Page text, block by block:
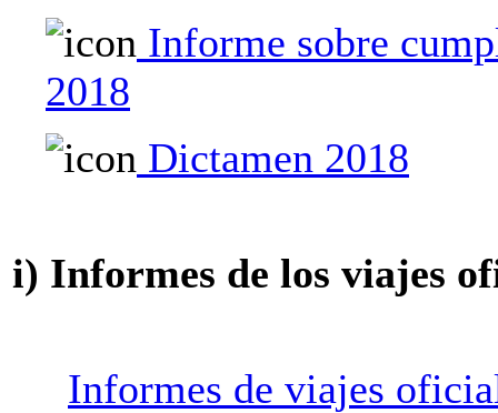
Informe sobre
2018
Dictamen 2018
i) Informes de los viajes
Informes de viajes